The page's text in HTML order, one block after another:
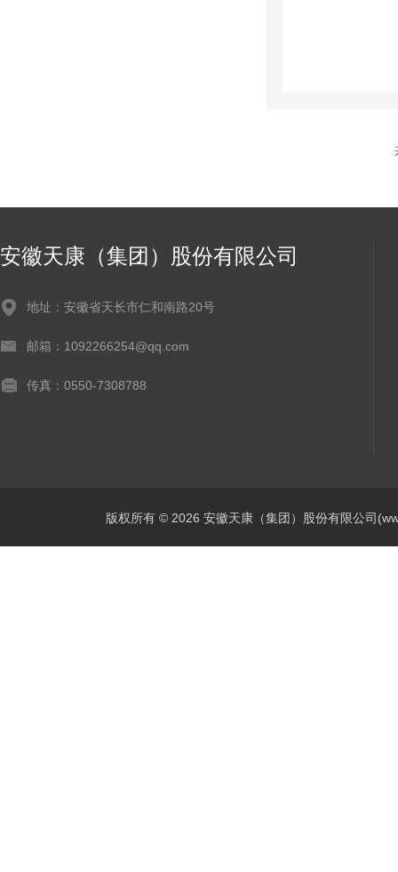
安徽天康（集团）股份有限公司
地址：安徽省天长市仁和南路20号
邮箱：1092266254@qq.com
传真：0550-7308788
版权所有 © 2026 安徽天康（集团）股份有限公司